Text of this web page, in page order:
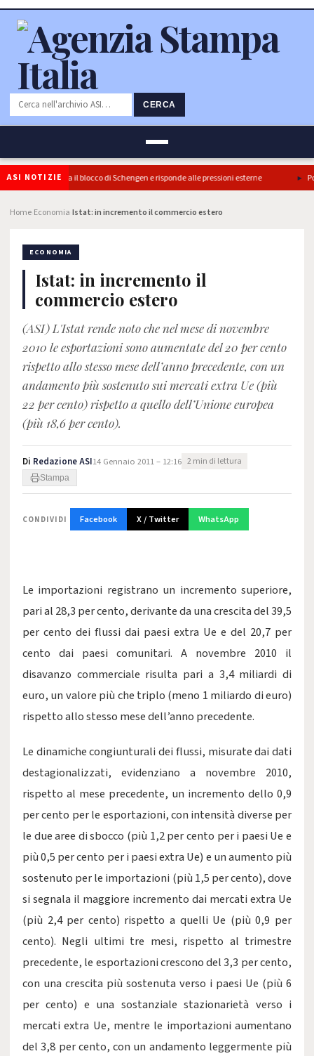
CERCA
ASI NOTIZIE
conferma il blocco di Schengen e risponde alle pressioni esterne
Home Economia Istat: in incremento il commercio estero
ECONOMIA
Istat: in incremento il
commercio estero
(ASI) L'Istat rende noto che nel mese di novembre
2010 le esportazioni sono aumentate del 20 per cento
rispetto allo stesso mese dell’anno precedente, con un
andamento più sostenuto sui mercati extra Ue (più
22 per cento) rispetto a quello dell’Unione europea
(più 18,6 per cento).
Di Redazione ASI14 Gennaio 2011 – 12:16 2 min di lettura
Stampa
CONDIVIDI Facebook X / Twitter WhatsApp
Le importazioni registrano un incremento superiore,
pari al 28,3 per cento, derivante da una crescita del 39,5
per cento dei flussi dai paesi extra Ue e del 20,7 per
cento dai paesi comunitari. A novembre 2010 il
disavanzo commerciale risulta pari a 3,4 miliardi di
euro, un valore più che triplo (meno 1 miliardo di euro)
rispetto allo stesso mese dell’anno precedente.
Le dinamiche congiunturali dei flussi, misurate dai dati
destagionalizzati, evidenziano a novembre 2010,
rispetto al mese precedente, un incremento dello 0,9
per cento per le esportazioni, con intensità diverse per
le due aree di sbocco (più 1,2 per cento per i paesi Ue e
più 0,5 per cento per i paesi extra Ue) e un aumento più
sostenuto per le importazioni (più 1,5 per cento), dove
si segnala il maggiore incremento dai mercati extra Ue
(più 2,4 per cento) rispetto a quelli Ue (più 0,9 per
cento). Negli ultimi tre mesi, rispetto al trimestre
precedente, le esportazioni crescono del 3,3 per cento,
con una crescita più sostenuta verso i paesi Ue (più 6
per cento) e una sostanziale stazionarietà verso i
mercati extra Ue, mentre le importazioni aumentano
del 3,8 per cento, con un andamento leggermente più